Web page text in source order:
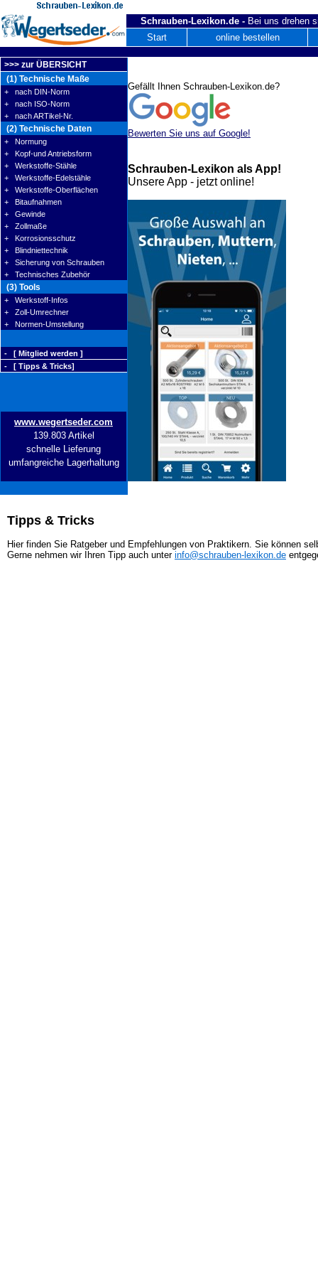
Schrauben-Lexikon.de - Bei uns drehen
Start
online bestellen
>>> zur ÜBERSICHT
(1) Technische Maße
+ nach DIN-Norm
+ nach ISO-Norm
+ nach ARTikel-Nr.
(2) Technische Daten
+ Normung
+ Kopf-und Antriebsform
+ Werkstoffe-Stähle
+ Werkstoffe-Edelstähle
+ Werkstoffe-Oberflächen
+ Bitaufnahmen
+ Gewinde
+ Zollmaße
+ Korrosionsschutz
+ Blindniettechnik
+ Sicherung von Schrauben
+ Technisches Zubehör
(3) Tools
+ Werkstoff-Infos
+ Zoll-Umrechner
+ Normen-Umstellung
- [ Mitglied werden ]
- [ Tipps & Tricks]
www.wegertseder.com
139.803 Artikel
schnelle Lieferung
umfangreiche Lagerhaltung
Tipps & Tricks
Hier finden Sie Ratgeber und Empfehlungen von Praktikern. Sie können
Gerne nehmen wir Ihren Tipp auch unter info@schrauben-lexikon.de
Gefällt Ihnen Schrauben-Lexikon.de?
Bewerten Sie uns auf Google!
Schrauben-Lexikon als App!
Unsere App - jetzt online!